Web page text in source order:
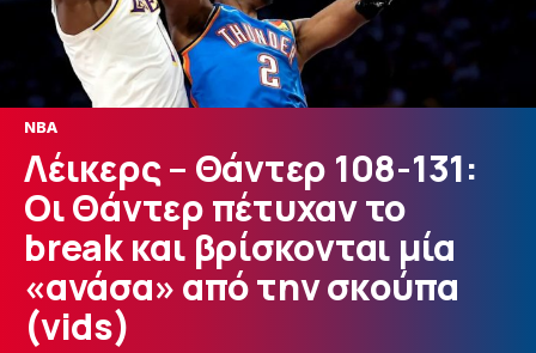
NBA
Λέικερς – Θάντερ 108-131:
Οι Θάντερ πέτυχαν το
break και βρίσκονται μία
«ανάσα» από την σκούπα
(vids)